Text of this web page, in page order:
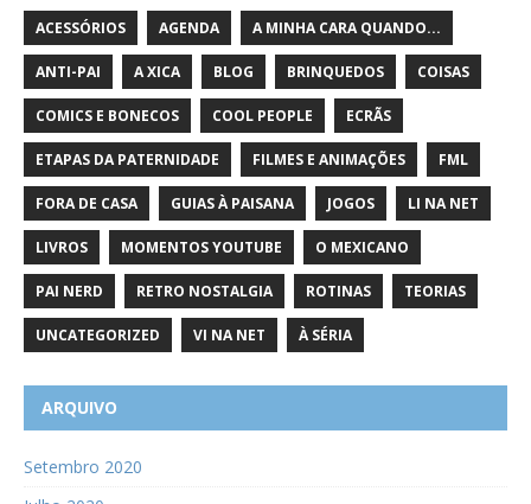
ACESSÓRIOS AGENDA A MINHA CARA QUANDO...
ANTI-PAI A XICA BLOG BRINQUEDOS COISAS
COMICS E BONECOS COOL PEOPLE ECRÃS
ETAPAS DA PATERNIDADE FILMES E ANIMAÇÕES FML
FORA DE CASA GUIAS À PAISANA JOGOS LI NA NET
LIVROS MOMENTOS YOUTUBE O MEXICANO
PAI NERD RETRO NOSTALGIA ROTINAS TEORIAS
UNCATEGORIZED VI NA NET À SÉRIA
ARQUIVO
Setembro 2020